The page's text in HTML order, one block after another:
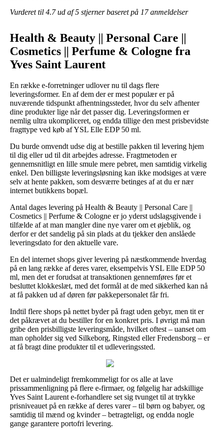
Vurderet til 4.7ud af 5 stjerner baseret på 17anmeldelser
Health & Beauty || Personal Care ||
Cosmetics || Perfume & Cologne fra
Yves Saint Laurent
En række e-forretninger udlover nu til dags flere
leveringsformer. En af dem der er mest populær er på
nuværende tidspunkt afhentningssteder, hvor du selv afhenter
dine produkter lige når det passer dig. Leveringsformen er
nemlig ultra ukompliceret, og endda tillige den mest prisbevidste
fragttype ved køb af YSL Elle EDP 50 ml.
Du burde omvendt udse dig at bestille pakken til levering hjem
til dig eller ud til dit arbejdes adresse. Fragtmetoden er
gennemsnitligt en lille smule mere pebret, men samtidig virkelig
enkel. Den billigste leveringsløsning kan ikke modsiges at være
selv at hente pakken, som desværre betinges af at du er nær
internet butikkens bopæl.
Antal dages levering på Health & Beauty || Personal Care ||
Cosmetics || Perfume & Cologne er jo yderst udslagsgivende i
tilfælde af at man mangler dine nye varer om et øjeblik, og
derfor er det sandelig på sin plads at du tjekker den anslåede
leveringsdato for den aktuelle vare.
En del internet shops giver levering på næstkommende hverdag
på en lang række af deres varer, eksempelvis YSL Elle EDP 50
ml, men det er forudsat at transaktionen gennemføres før et
besluttet klokkeslæt, med det formål at de med sikkerhed kan nå
at få pakken ud af døren før pakkepersonalet får fri.
Indtil flere shops på nettet byder på fragt uden gebyr, men tit er
det påkrævet at du bestiller for en konkret pris. I øvrigt må man
gribe den prisbilligste leveringsmåde, hvilket oftest – uanset om
man opholder sig ved Silkeborg, Ringsted eller Fredensborg – er
at få bragt dine produkter til et udleveringssted.
Det er ualmindeligt fremkommeligt for os alle at lave
prissammenligning på flere e-firmaer, og følgelig har adskillige
Yves Saint Laurent e-forhandlere set sig tvunget til at trykke
prisniveauet på en række af deres varer – til børn og babyer, og
samtidig til mænd og kvinder – betragteligt, og endda nogle
gange garantere portofri levering.